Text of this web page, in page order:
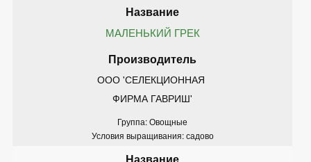
МАЛЕНЬКИЙ ГРЕК
ООО 'СЕЛЕКЦИОННАЯ
ФИРМА ГАВРИШ'
Группа: Овощные
Условия выращивания: садово